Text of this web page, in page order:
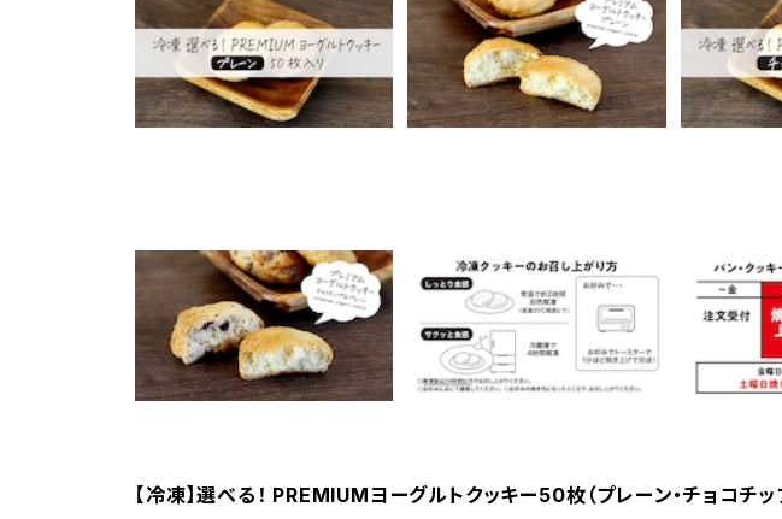
【冷凍】選べる！ PREMIUMヨーグルトクッキー50枚（プレーン・チョコチッ